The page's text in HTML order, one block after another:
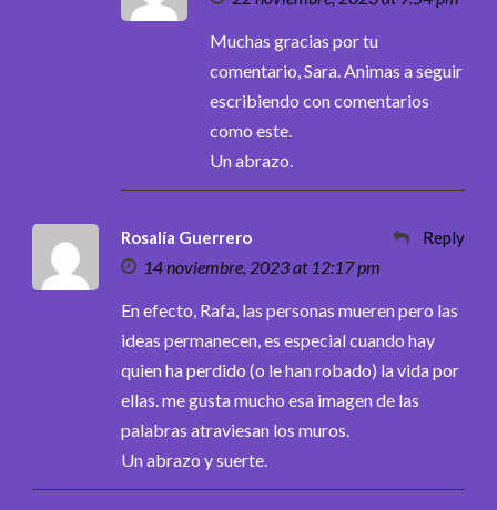
Muchas gracias por tu
comentario, Sara. Animas a seguir
escribiendo con comentarios
como este.
Un abrazo.
Rosalía Guerrero
14 noviembre, 2023 at 12:17 pm
Reply
En efecto, Rafa, las personas mueren pero las
ideas permanecen, es especial cuando hay
quien ha perdido (o le han robado) la vida por
ellas. me gusta mucho esa imagen de las
palabras atraviesan los muros.
Un abrazo y suerte.